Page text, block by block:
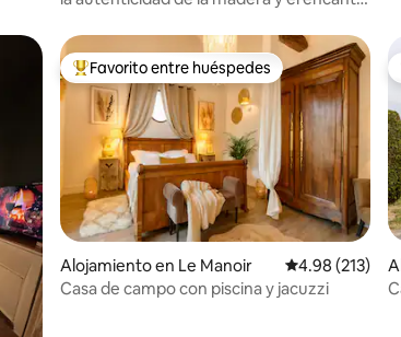
Favorito entre huéspedes preferido
Favorito entre huéspedes
Alojamiento en Le Manoir Calificación
4.98 (213)
Casa de campo con piscina y jacuzzi